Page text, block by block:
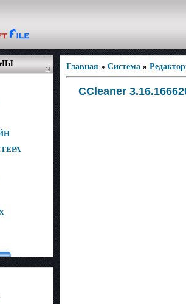
Главная » Система »
CCleaner